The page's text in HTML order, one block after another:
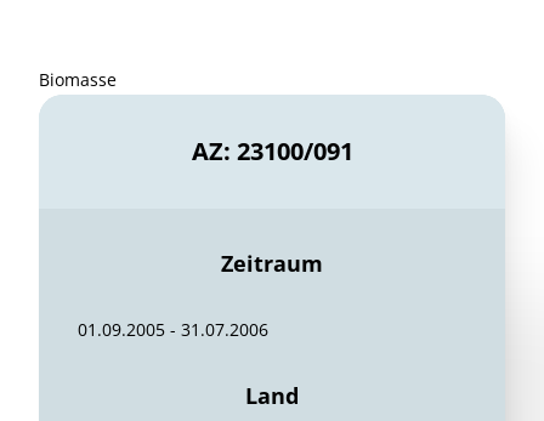
Biomasse
AZ: 23100/091
Zeitraum
01.09.2005 - 31.07.2006
Land